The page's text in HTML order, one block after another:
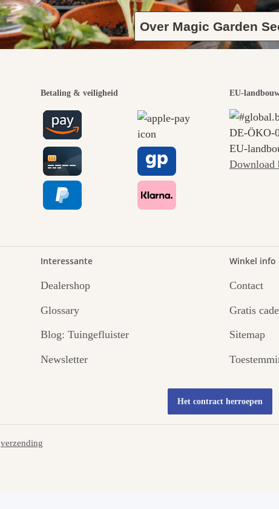
Over Magic Garden
Betaling & veiligheid EU-
EU-
Download
Interessante
Dealershop
Glossary
Blog: Tuingefluister
Newsletter
Winkel info
Contact
Gratis
Sitemap
Het contract herroepen
verzending